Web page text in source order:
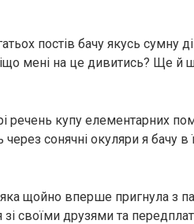
постів бачу якусь сумну
мені на це дивитись? Ще й
речень купу елементарних
сонячні окуляри я бачу в
щойно вперше пригнула з
своїми друзями та